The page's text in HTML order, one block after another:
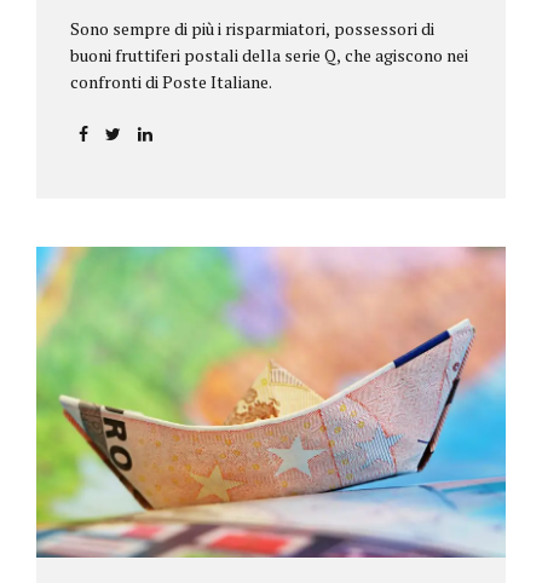
Sono sempre di più i risparmiatori, possessori di
buoni fruttiferi postali della serie Q, che agiscono nei
confronti di Poste Italiane.